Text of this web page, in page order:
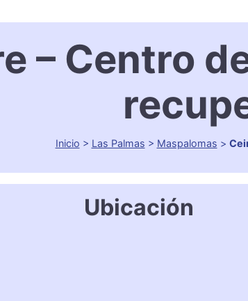
– Centro
Inicio > Las Palmas > Maspalomas >
Ubicación